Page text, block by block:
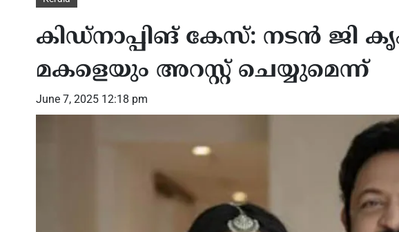
കിഡ്‌നാപ്പിങ് കേസ്: നടന്‍ ജി
മകളെയും അറസ്റ്റ് ചെയ്യുമെന്ന്‌
June 7, 2025 12:18 pm